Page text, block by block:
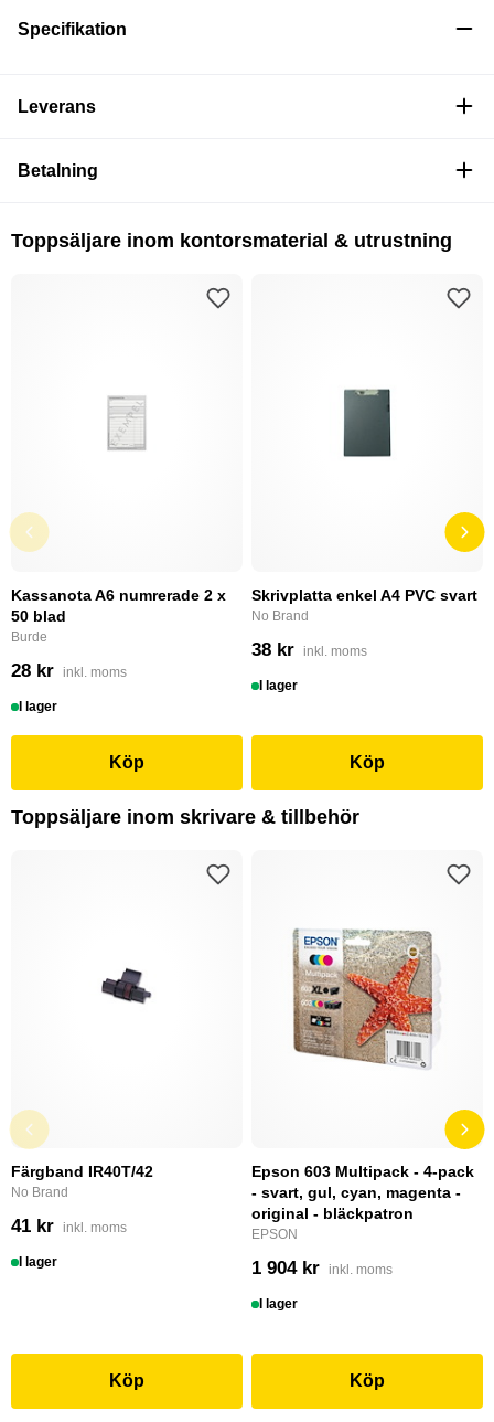
Specifikation
Leverans
Betalning
Toppsäljare inom kontorsmaterial & utrustning
Kassanota A6 numrerade 2 x
50 blad
Burde
28 kr inkl. moms
I lager
Köp
Skrivplatta enkel A4 PVC svart
No Brand
38 kr inkl. moms
I lager
Köp
Toppsäljare inom skrivare & tillbehör
Färgband IR40T/42
No Brand
41 kr inkl. moms
I lager
Köp
Epson 603 Multipack - 4-pack
- svart, gul, cyan, magenta -
original - bläckpatron
EPSON
1 904 kr inkl. moms
I lager
Köp